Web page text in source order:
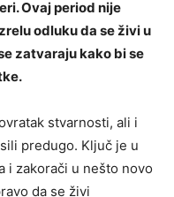
Ovaj period nije
odluku da se živi u
zatvaraju kako bi se
stvarnosti, ali i
predugo. Ključ je u
i zakorači u nešto novo
da se živi